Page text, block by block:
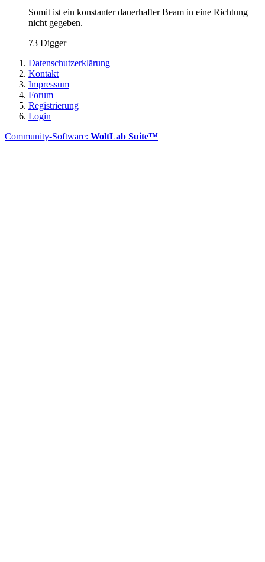
Somit ist ein konstanter dauerhafter Beam in eine Richtung
nicht gegeben.
73 Digger
Datenschutzerklärung
Kontakt
Impressum
Forum
Registrierung
Login
Community-Software: WoltLab Suite™